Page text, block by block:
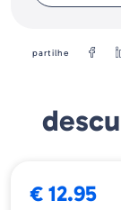
partilhe
€ 12.95